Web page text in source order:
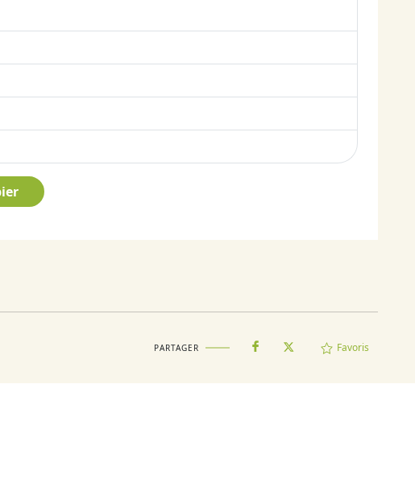
PARTAGER Favoris